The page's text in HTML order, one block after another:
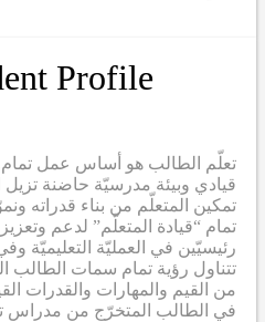
Profile
تعلّم الطالب هو أساس عمل
قيادي وبيئة مدرسيّة حاضنة
تمكين المتعلّم من بناء قدراته
تمام “قيادة المتعلّم” لدعم
رئيسيّين في العمليّة التعليميّة
تتناول رؤية تمام سمات الطالب
من القيم والمهارات والقدرات
في الطالب المتخرّج من مدراس